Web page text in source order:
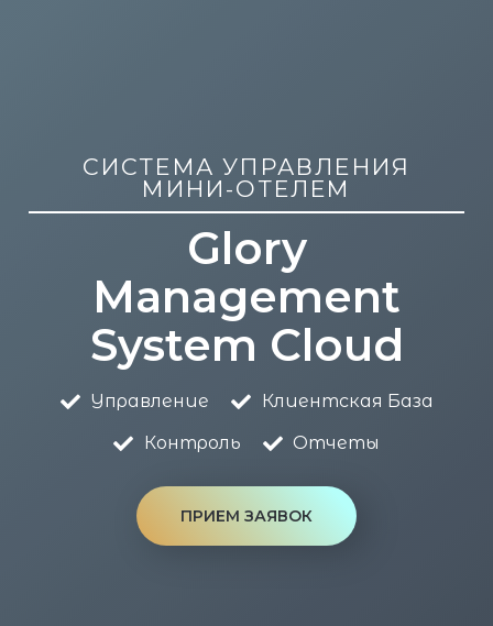
СИСТЕМА УПРАВЛЕНИЯ
МИНИ-ОТЕЛЕМ
Glory
Management
System Cloud
Управление
Клиентская База
Контроль
Отчеты
ПРИЕМ ЗАЯВОК